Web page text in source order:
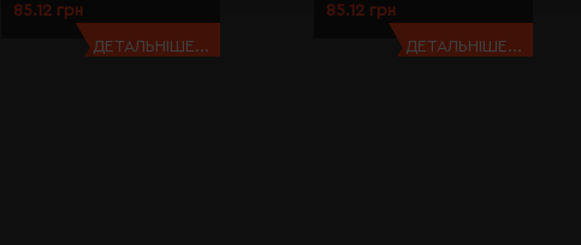
85.12 грн
ДЕТАЛЬНІШЕ...
85.12 грн
ДЕТАЛЬНІШЕ...